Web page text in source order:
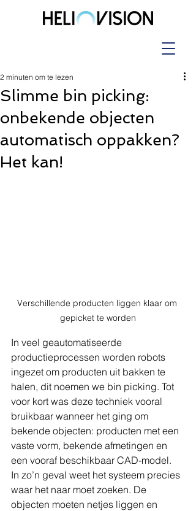
Slimme bin picking:
onbekende objecten
automatisch oppakken?
Het kan!
2 minuten om te lezen
Verschillende producten liggen klaar om
gepicket te worden
In veel geautomatiseerde
productieprocessen worden robots
ingezet om producten uit bakken te
halen, dit noemen we bin picking. Tot
voor kort was deze techniek vooral
bruikbaar wanneer het ging om
bekende objecten: producten met een
vaste vorm, bekende afmetingen en
een vooraf beschikbaar CAD-model.
In zo’n geval weet het systeem precies
waar het naar moet zoeken. De
objecten moeten netjes liggen en